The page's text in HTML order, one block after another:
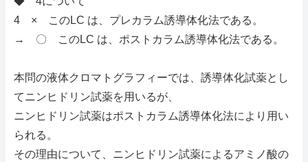
4 × このLC は、プレカラム誘導体化法である。
→ 〇 このLC は、ポストカラム誘導体化法である。
本問の液体クロマトグラフィーでは、誘導体化試薬とし
てニンヒドリン試薬を用いるが、
ニンヒドリン試薬はポストカラム誘導体化法により用い
られる。
その理由について、ニンヒドリン試薬によるアミノ酸の